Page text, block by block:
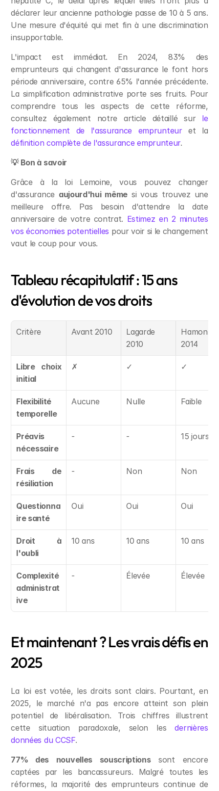
déclarer leur ancienne pathologie passe de 10 à 5 ans.
Une mesure d'équité qui met fin à une discrimination
insupportable.
L'impact est immédiat. En 2024, 83% des
emprunteurs qui changent d'assurance le font hors
période anniversaire, contre 65% l'année précédente.
La simplification administrative porte ses fruits. Pour
comprendre tous les aspects de cette réforme,
consultez également notre article détaillé sur le
fonctionnement de l'assurance emprunteur
définition complète de l'assurance emprunteur.
💡 Bon à savoir
Grâce à la loi Lemoine, vous pouvez changer
d'assurance aujourd'hui même si vous trouvez une
meilleure offre. Pas besoin d'attendre la date
anniversaire de votre contrat. Estimez en 2 minutes
vos économies potentielles pour voir si le changement
vaut le coup pour vous.
Tableau récapitulatif : 15 ans
d'évolution de vos droits
Critère Avant 2010
Lagarde
2010
Hamon
2014
Libre choix
initial
✗ ✓ ✓
Flexibilité
temporelle
Aucune Nulle Faible
Préavis
nécessaire
- - 15 jours
Frais de
résiliation
- Non Non
Questionna
ire santé
Oui Oui Oui
Droit à
l'oubli
10 ans 10 ans 10 ans
Complexité
administrat
ive
- Élevée Élevée
Et maintenant ? Les vrais défis en
2025
La loi est votée, les droits sont clairs. Pourtant, en
2025, le marché n'a pas encore atteint son plein
potentiel de libéralisation. Trois chiffres illustrent
cette situation paradoxale, selon les dernières
données du CCSF.
77% des nouvelles souscriptions sont encore
captées par les bancassureurs. Malgré toutes les
réformes, la majorité des emprunteurs continue de